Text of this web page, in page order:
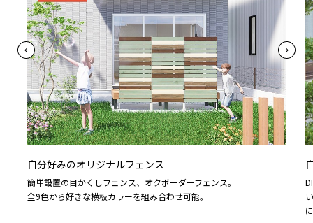
自分好みのオリジナルフェンス
簡単設置の目かくしフェンス、オクボーダーフェンス。
全9色から好きな横板カラーを組み合わせ可能。